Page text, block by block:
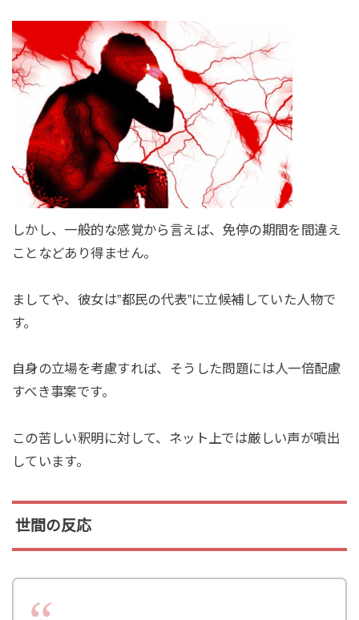
しかし、一般的な感覚から言えば、免停の期間を間違え
ことなどあり得ません。
ましてや、彼女は”都民の代表”に立候補していた人物で
す。
自身の立場を考慮すれば、そうした問題には人一倍配慮
すべき事案です。
この苦しい釈明に対して、ネット上では厳しい声が噴出
しています。
世間の反応